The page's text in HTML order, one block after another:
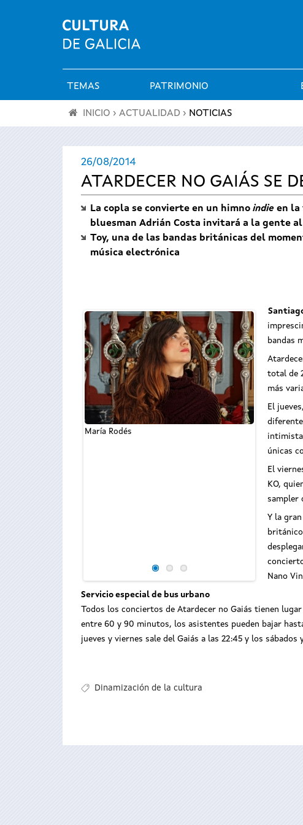
Menú
principal
TEMAS PATRIMONIO
encuentra
usted
INICIO › ACTUALIDAD › NOTICIAS
26/08/2014
ATARDECER NO GAIÁS SE
La copla se convierte en un himno indie en la
bluesman Adrián Costa invitará a la gente
Toy, una de las bandas británicas del
música electrónica
María Rodés
Adrián Costa
bandas
total de
más
El
intimista
únicas
El
KO,
sampler
Y la
Nano
Servicio especial de bus urbano
Todos los conciertos de Atardecer no Gaiás tienen
entre 60 y 90 minutos, los asistentes pueden bajar
jueves y viernes sale del Gaiás a las 22:45 y los sábados
Dinamización de la cultura